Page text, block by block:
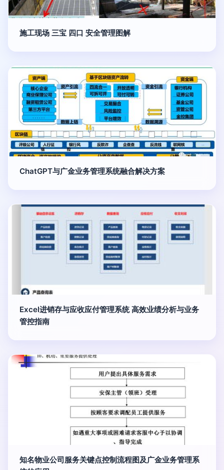
施工现场 三宝 四口 安全管理图解
ChatGPT与广金业务管理系统融合解决方案
Excel进销存与应收应付管理系统 高效业绩分析与业务
管控指南
知名物业公司服务关键点控制流程图及广金业务管理系